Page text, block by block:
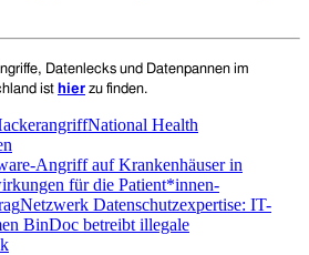
Datenlecks und Datenpannen im
ist hier zu finden.
National Health
Angriff auf Krankenhäuser in
für die Patient*innen-
Netzwerk Datenschutzexpertise: IT-
BinDoc betreibt illegale